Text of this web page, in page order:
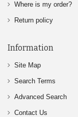
Where is my order?
Return policy
Information
Site Map
Search Terms
Advanced Search
Contact Us